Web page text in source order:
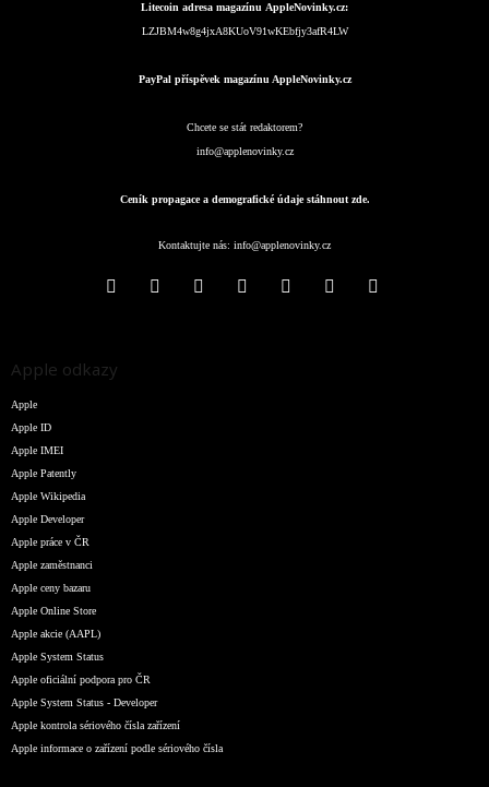
Litecoin adresa magazínu AppleNovinky.cz:
LZJBM4w8g4jxA8KUoV91wKEbfjy3afR4LW
PayPal příspěvek magazínu AppleNovinky.cz
Chcete se stát redaktorem?
info@applenovinky.cz
Ceník propagace a demografické údaje stáhnout zde.
Kontaktujte nás: info@applenovinky.cz
Apple odkazy
Apple
Apple ID
Apple IMEI
Apple Patently
Apple Wikipedia
Apple Developer
Apple práce v ČR
Apple zaměstnanci
Apple ceny bazaru
Apple Online Store
Apple akcie (AAPL)
Apple System Status
Apple oficiální podpora pro ČR
Apple System Status - Developer
Apple kontrola sériového čísla zařízení
Apple informace o zařízení podle sériového čísla